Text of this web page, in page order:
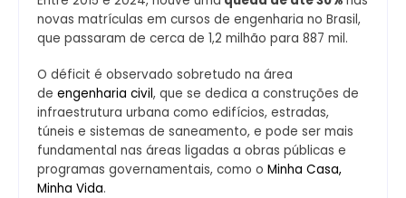
novas matrículas em cursos de engenharia no Brasil,
que passaram de cerca de 1,2 milhão para 887 mil.
O déficit é observado sobretudo na área
de engenharia civil, que se dedica a construções de
infraestrutura urbana como edifícios, estradas,
túneis e sistemas de saneamento, e pode ser mais
fundamental nas áreas ligadas a obras públicas e
programas governamentais, como o Minha Casa,
Minha Vida.